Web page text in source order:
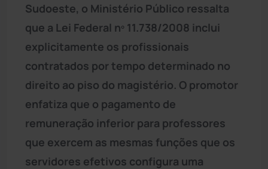
Sudoeste, o Ministério Público ressalta
que a Lei Federal nº 11.738/2008 inclui
explicitamente os profissionais
contratados por tempo determinado no
direito ao piso do magistério. O promotor
enfatiza que o pagamento de
remuneração inferior para professores
que exercem as mesmas funções que os
servidores efetivos configura uma